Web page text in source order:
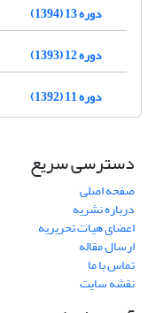
دوره 13 (1394)
دوره 12 (1393)
دوره 11 (1392)
دسترسی سریع
صفحه اصلی
درباره نشریه
اعضای هیات تحریریه
ارسال مقاله
تماس با ما
نقشه سایت